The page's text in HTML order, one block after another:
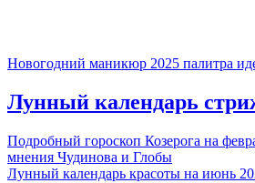
Новогодний маникюр 2025 палитра
Лунный календарь
Подробный гороскоп Козерога на
мнения Чудинова и Глобы
Лунный календарь красоты на июнь